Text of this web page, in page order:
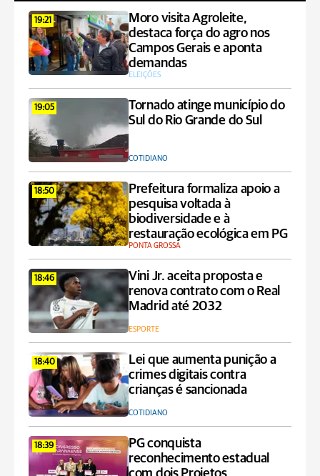
19:21
Moro visita Agroleite,
destaca força do agro nos
Campos Gerais e aponta
demandas
ELEIÇÕES
19:05
Tornado atinge município do
Sul do Rio Grande do Sul
COTIDIANO
18:50
Prefeitura formaliza apoio a
pesquisa voltada à
biodiversidade e à
restauração ecológica em PG
PONTA GROSSA
18:46
Vini Jr. aceita proposta e
renova contrato com o Real
Madrid até 2032
ESPORTE
18:40
Lei que aumenta punição a
crimes digitais contra
crianças é sancionada
COTIDIANO
18:39
PG conquista
reconhecimento estadual